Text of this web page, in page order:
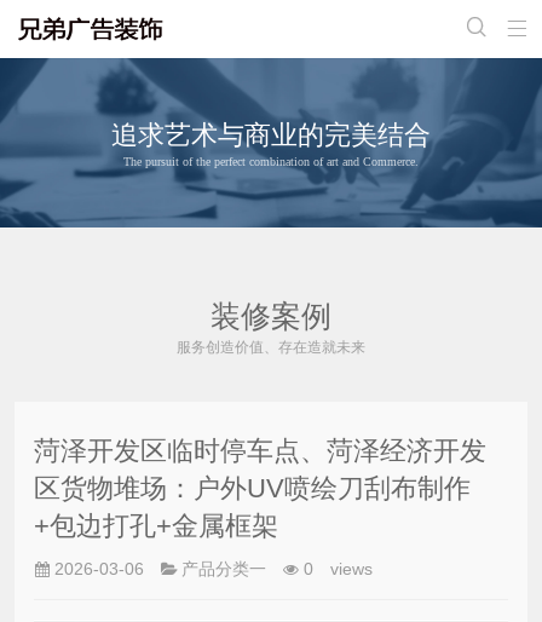


追求艺术与商业的完美结合
The pursuit of the perfect combination of art and Commerce.
装修案例
服务创造价值、存在造就未来
菏泽开发区临时停车点、菏泽经济开发
区货物堆场：户外UV喷绘刀刮布制作
+包边打孔+金属框架
2026-03-06 产品分类一 0 views